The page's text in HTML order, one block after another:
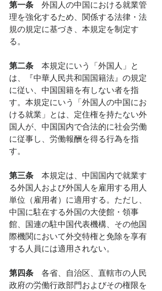
第一条 外国人の中国における就業管
理を強化するため、関係する法律・法
規の規定に基づき、本規定を制定す
る。
第二条 本規定にいう「外国人」と
は、『中華人民共和国国籍法』の規定
に従い、中国国籍を有しない者を指
す。本規定にいう「外国人の中国にお
ける就業」とは、定住権を持たない外
国人が、中国国内で合法的に社会労働
に従事し、労働報酬を得る行為を指
す。
第三条 本規定は、中国国内で就業す
る外国人および外国人を雇用する用人
単位（雇用者）に適用する。ただし、
中国に駐在する外国の大使館・領事
館、国連の駐中国代表機構、その他国
際機関において外交特権と免除を享有
する人員には適用されない。
第四条 各省、自治区、直轄市の人民
政府の労働行政部門およびその権限を